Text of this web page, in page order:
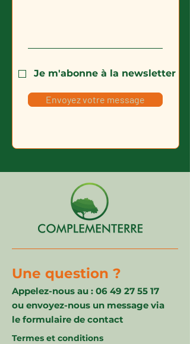
Je m'abonne à la newsletter
Envoyez votre message
Une question ?
Appelez-nous au : 06 49 27 55 17
ou envoyez-nous un message via
le formulaire de contact
Termes et conditions